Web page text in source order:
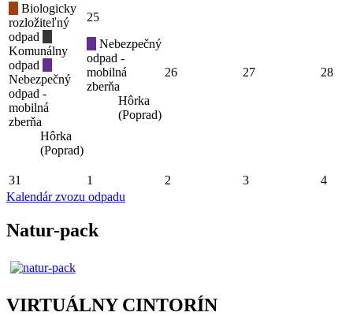
Biologicky
rozložiteľný
odpad
Komunálny
odpad
Nebezpečný
odpad -
mobilná
zberňa
Hôrka
(Poprad)
25
Nebezpečný
odpad -
mobilná
zberňa
Hôrka
(Poprad)
26 27 28
31 1 2 3
4
Kalendár zvozu odpadu
Natur-pack
VIRTUÁLNY CINTORÍN